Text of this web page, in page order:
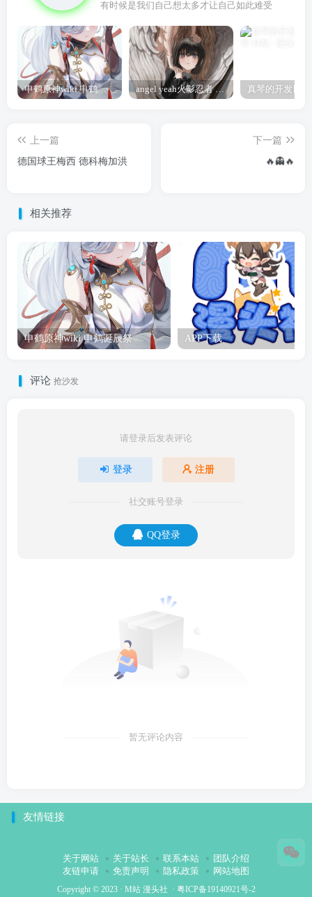
有时候是我们自己想太多才让自己如此难受
申鹤原神wiki 申鹤诞辰祭 angel yeah火影忍者 Angel
上一篇
德国球王梅西 德科梅加洪
下一篇
🔥👻🔥
相关推荐
申鹤原神wiki 申鹤诞辰祭 APP下载
评论 抢沙发
请登录后发表评论
登录 注册
社交账号登录
QQ登录
暂无评论内容
友情链接
关于网站 关于站长 联系本站
团队介绍
友链申请
免责声明 隐私政策 网站地图
Copyright © 2023 · M站 漫头社 · 粤ICP备19140921号-2